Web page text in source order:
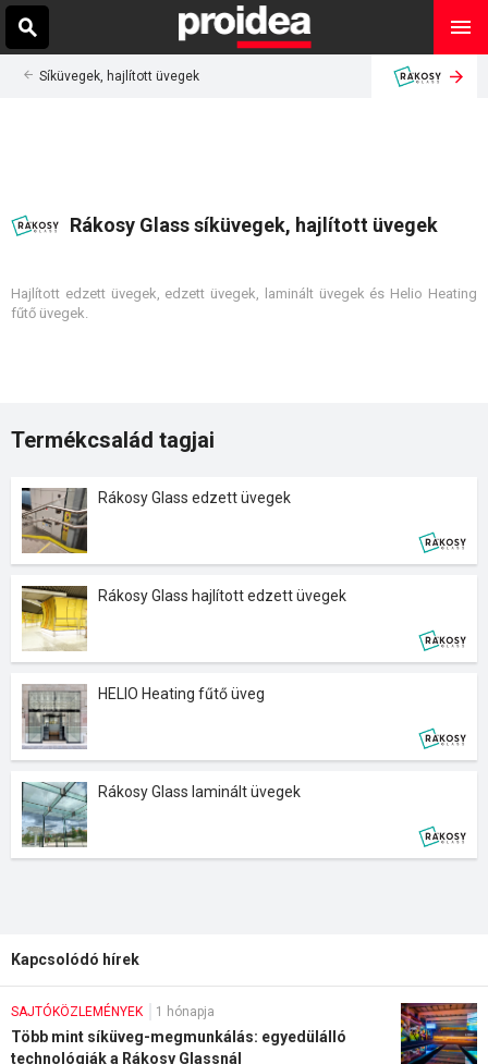
Síküvegek, hajlított üvegek
Rákosy Glass síküvegek, hajlított üvegek
Hajlított edzett üvegek, edzett üvegek, laminált üvegek és Helio Heating
fűtő üvegek.
Termékcsalád tagjai
Rákosy Glass edzett üvegek
Rákosy Glass hajlított edzett üvegek
HELIO Heating fűtő üveg
Rákosy Glass laminált üvegek
Kapcsolódó hírek
SAJTÓKÖZLEMÉNYEK 1 hónapja
Több mint síküveg-megmunkálás: egyedülálló
technológiák a Rákosy Glassnál